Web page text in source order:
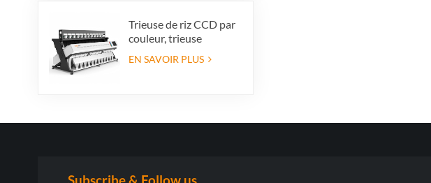
Trieuse de riz CCD par
couleur, trieuse
grains, trieuse de riz par
EN SAVOIR PLUS